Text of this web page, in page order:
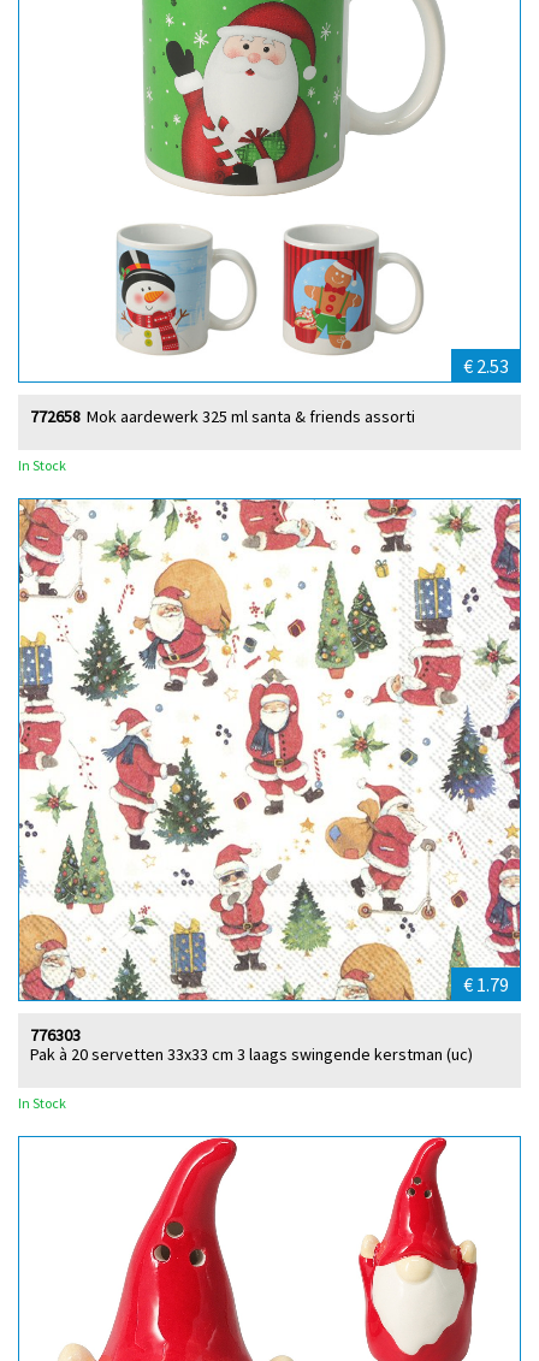
€ 2.53
Mok aardewerk 325 ml santa & friends assorti
772658
In Stock
€ 1.79
Pak à 20 servetten 33x33 cm 3 laags swingende kerstman (uc)
776303
In Stock